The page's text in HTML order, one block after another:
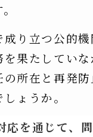
り立つ公的
を果たしてい
の所在と再発
ょうか。
応を通じて、